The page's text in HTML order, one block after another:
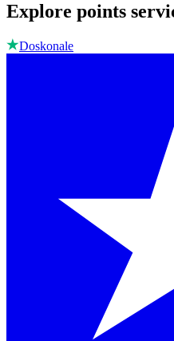
Explore points
Doskonale